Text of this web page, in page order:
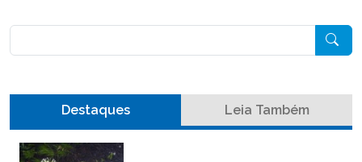
Destaques Leia Também